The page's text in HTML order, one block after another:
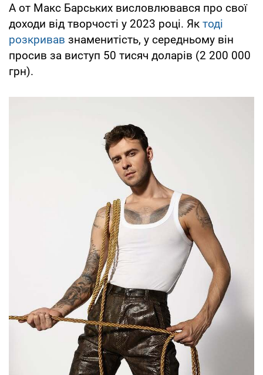
А от Макс Барських висловлювався про свої
доходи від творчості у 2023 році. Як тоді
розкривав знаменитість, у середньому він
просив за виступ 50 тисяч доларів (2 200 000
грн).